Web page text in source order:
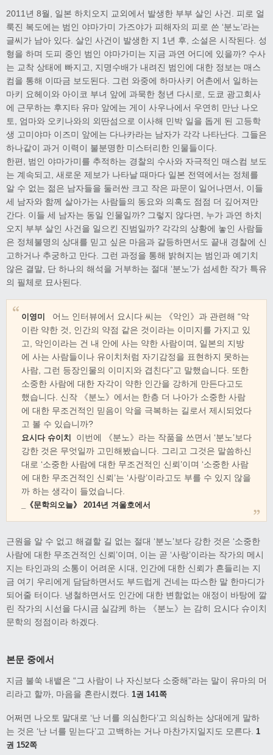
2011년 8월, 일본 하치오지 교외에서 발생한 부부 살인 사건. 피로 얼
룩진 복도에는 범인 야마가미 가즈야가 피해자의 피로 쓴 ‘분노’라는
글씨가 남아 있다. 살인 사건이 발생한 지 1년 후, 소설은 시작된다. 성
형을 하며 도피 중인 범인 야마가미는 지금 과연 어디에 있을까? 수사
는 교착 상태에 빠지고, 지명수배가 내려진 범인에 대한 정보는 매스
컴을 통해 이따금 보도된다. 그런 와중에 하마사키 어촌에서 일하는
마키 요헤이와 아이코 부녀 앞에 과묵한 청년 다시로, 도쿄 광고회사
에 근무하는 후지타 유마 앞에는 게이 사우나에서 우연히 만난 나오
토, 엄마와 오키나와의 외딴섬으로 이사해 민박 일을 돕게 된 고등학
생 고미야마 이즈미 앞에는 다나카라는 남자가 각각 나타난다. 그들은
하나같이 과거 이력이 불분명한 미스터리한 인물들이다.
한편, 범인 야마가미를 추적하는 경찰의 수사와 자극적인 매스컴 보도
는 계속되고, 새로운 제보가 나타날 때마다 일본 전역에서는 정체를
알 수 없는 젊은 남자들을 둘러싼 크고 작은 파문이 일어나면서, 이들
세 남자와 함께 살아가는 사람들의 동요와 의혹도 점점 더 깊어져만
간다. 이들 세 남자는 동일 인물일까? 그렇지 않다면, 누가 과연 하치
오지 부부 살인 사건을 일으킨 진범일까? 각각의 상황에 놓인 사람들
은 정체불명의 상대를 믿고 싶은 마음과 갈등하면서도 끝내 경찰에 신
고하거나 추궁하고 만다. 그런 과정을 통해 밝혀지는 범인과 예기치
않은 결말, 단 하나의 해석을 거부하는 절대 ‘분노’가 섬세한 작가 특유
의 필체로 묘사된다.
이영미
어느 인터뷰에서 요시다 씨는 《악인》과 관련해 “악
이란 약한 것, 인간의 약점 같은 것이라는 이미지를 가지고 있
고, 악인이라는 건 내 안에 사는 약한 사람이며, 일본의 지방
에 사는 사람들이나 유이치처럼 자기감정을 표현하지 못하는
사람, 그런 등장인물의 이미지와 겹친다”고 말했습니다. 또한
소중한 사람에 대한 자각이 약한 인간을 강하게 만든다고도
했습니다. 신작 《분노》에서는 한층 더 나아가 소중한 사람
에 대한 무조건적인 믿음이 악을 극복하는 길로서 제시되었다
고 볼 수 있습니까?
요시다 슈이치
이번에 《분노》라는 작품을 쓰면서 ‘분노’보다
강한 것은 무엇일까 고민해봤습니다. 그리고 그것은 말씀하신
대로 ‘소중한 사람에 대한 무조건적인 신뢰’이며 ‘소중한 사람
에 대한 무조건적인 신뢰’는 ‘사랑’이라고도 부를 수 있지 않을
까 하는 생각이 들었습니다.
_《문학의오늘》 2014년 겨울호에서
근원을 알 수 없고 해결할 길 없는 절대 ‘분노’보다 강한 것은 ‘소중한
사람에 대한 무조건적인 신뢰’이며, 이는 곧 ‘사랑’이라는 작가의 메시
지는 타인과의 소통이 어려운 시대, 인간에 대한 신뢰가 흔들리는 지
금 여기 우리에게 담담하면서도 부드럽게 건네는 따스한 말 한마디가
되어줄 터이다. 냉철하면서도 인간에 대한 변함없는 애정이 바탕에 깔
린 작가의 시선을 다시금 실감케 하는 《분노》는 감히 요시다 슈이치
문학의 정점이라 하겠다.
본문 중에서
지금 불쑥 내뱉은 “그 사람이 나 자신보다 소중해”라는 말이 유마의 머
리라고 할까, 마음을 혼란시켰다. 1권 141쪽
어쩌면 나오토 말대로 ‘난 너를 의심한다’고 의심하는 상대에게 말하
는 것은 ‘난 너를 믿는다’고 고백하는 거나 마찬가지일지도 모른다. 1
권 152쪽